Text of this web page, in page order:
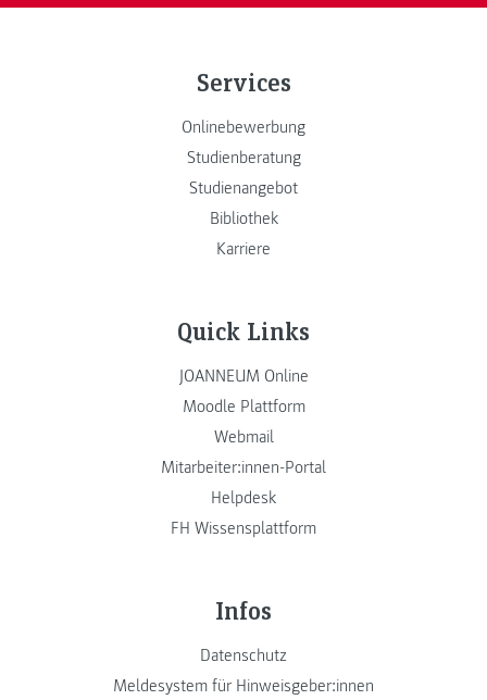
Services
Onlinebewerbung
Studienberatung
Studienangebot
Bibliothek
Karriere
Quick Links
JOANNEUM Online
Moodle Plattform
Webmail
Mitarbeiter:innen-Portal
Helpdesk
FH Wissensplattform
Infos
Datenschutz
Meldesystem für Hinweisgeber:innen